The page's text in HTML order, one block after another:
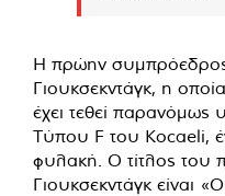
Η πρώην
Γιουκσεκντάγκ, η
έχει τεθεί
Τύπου F του Kocaeli,
φυλακή. Ο τίτλος του
Γιουκσεκντάγκ είναι